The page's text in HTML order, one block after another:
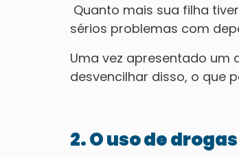
Quanto mais sua filha
sérios problemas com
Uma vez apresentado um
desvencilhar disso, o que
2. O uso de